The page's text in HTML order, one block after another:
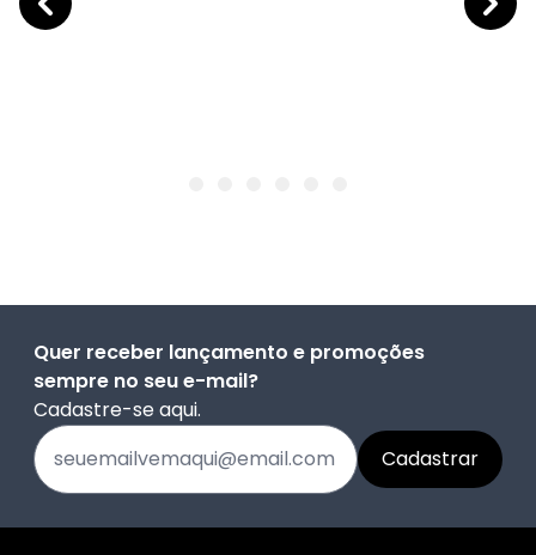
Quer receber lançamento e promoções
sempre no seu e-mail?
Cadastre-se aqui.